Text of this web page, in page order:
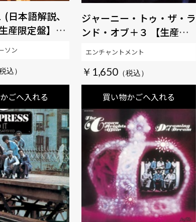
日本語解説、
産限定盤】
百中MUSIC】
ごへ入れる
ソン
ジャーニー・トゥ・ザ・ラ
ンド・オブ＋３ 【生産限
MUSIC】
￥1,650
買い物かごへ入れる
エンチャントメント